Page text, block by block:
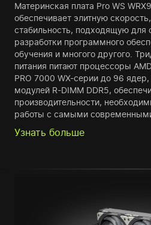
Материнская плата Pro WS
обеспечивает элитную
стабильность, подходящую для
разработки программного
обучения и многого другого.
питания питают процессоры
PRO 7000 WX-серии до 96
модулей R-DIMM DDR5,
производительности,
работы с самыми
Узнать больше